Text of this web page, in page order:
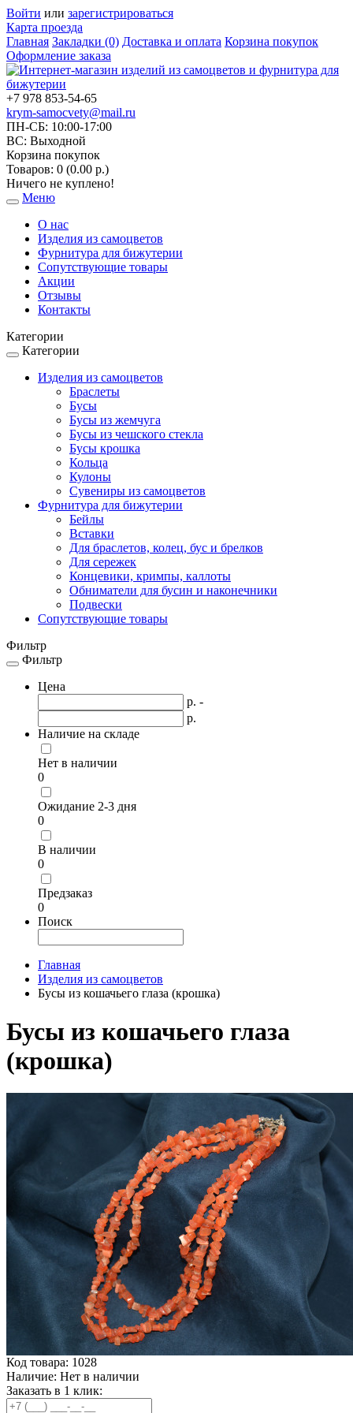
Войти или зарегистрироваться
Карта проезда
Главная Закладки (0) Доставка и оплата Корзина покупок
Оформление заказа
+7 978 853-54-65
krym-samocvety@mail.ru
ПН-СБ: 10:00-17:00
ВС: Выходной
Корзина покупок
Товаров: 0 (0.00 р.)
Ничего не куплено!
Toggle
navigation
Меню
О нас
Изделия из самоцветов
Фурнитура для бижутерии
Сопутствующие товары
Акции
Отзывы
Контакты
Категории
Toggle
navigation
Категории
Изделия из самоцветов
Браслеты
Бусы
Бусы из жемчуга
Бусы из чешского стекла
Бусы крошка
Кольца
Кулоны
Сувениры из самоцветов
Фурнитура для бижутерии
Бейлы
Вставки
Для браслетов, колец, бус и брелков
Для сережек
Концевики, кримпы, каллоты
Обниматели для бусин и наконечники
Подвески
Сопутствующие товары
Фильтр
Toggle
navigation
Фильтр
Цена
р. -
р.
Наличие на складе
Нет в наличии
0
Ожидание 2-3 дня
0
В наличии
0
Предзаказ
0
Поиск
Главная
Изделия из самоцветов
Бусы из кошачьего глаза (крошка)
Бусы из кошачьего глаза
(крошка)
Код товара: 1028
Наличие: Нет в наличии
Заказать в 1 клик: